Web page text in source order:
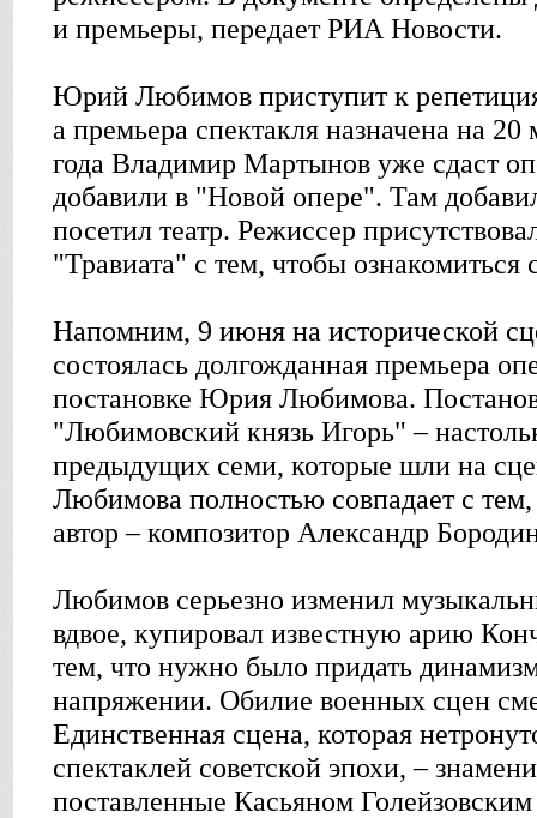
и премьеры, передает РИА Новости.
Юрий Любимов приступит к
а премьера спектакля назначена на 20
года Владимир Мартынов уже сдаст
добавили в "Новой опере". Там
посетил театр. Режиссер
"Травиата" с тем, чтобы ознакомиться
Напомним, 9 июня на исторической
состоялась долгожданная премьера
постановке Юрия Любимова.
"Любимовский князь Игорь" –
предыдущих семи, которые шли на
Любимова полностью совпадает с
автор – композитор Александр
Любимов серьезно изменил
вдвое, купировал известную арию
тем, что нужно было придать
напряжении. Обилие военных сцен
Единственная сцена, которая
спектаклей советской эпохи, –
поставленные Касьяном